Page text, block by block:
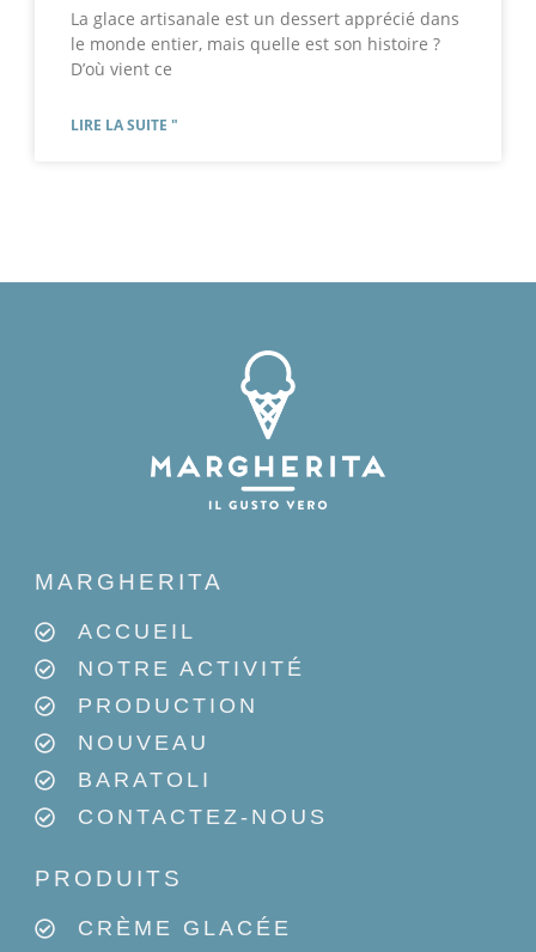
La glace artisanale est un dessert apprécié dans
le monde entier, mais quelle est son histoire ?
D’où vient ce
LIRE LA SUITE "
MARGHERITA
ACCUEIL
NOTRE ACTIVITÉ
PRODUCTION
NOUVEAU
BARATOLI
CONTACTEZ-NOUS
PRODUITS
CRÈME GLACÉE